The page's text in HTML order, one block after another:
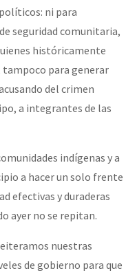
ni para
seguridad comunitaria,
históricamente
tampoco para generar
del crimen
a integrantes de las
indígenas y a
a hacer un solo frente
efectivas y duraderas
ayer no se repitan.
nuestras
de gobierno para que